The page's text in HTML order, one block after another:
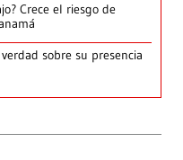
Crece el riesgo de
sobre su presencia